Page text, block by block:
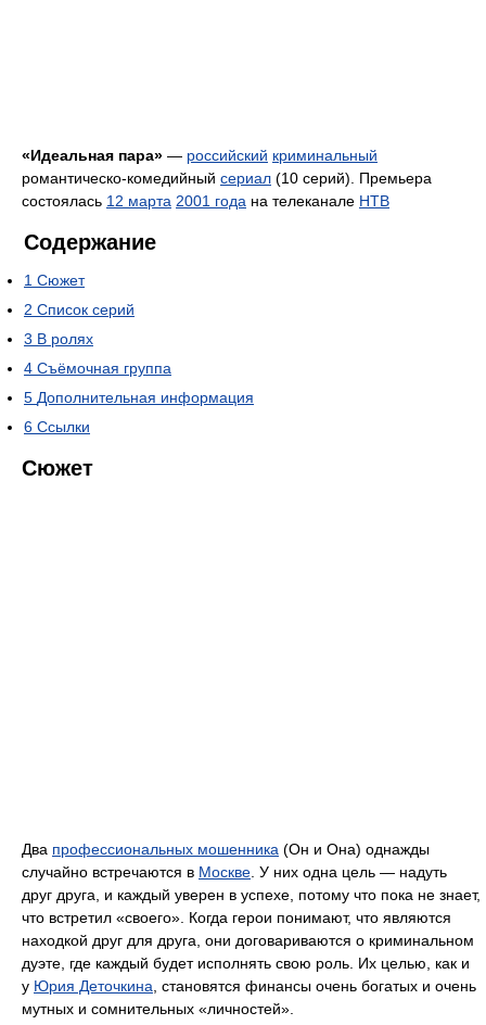
«Идеальная пара» — российский криминальный
романтическо-комедийный сериал (10 серий). Премьера
состоялась 12 марта 2001 года на телеканале НТВ
Содержание
1 Сюжет
2 Список серий
3 В ролях
4 Съёмочная группа
5 Дополнительная информация
6 Ссылки
Сюжет
Два профессиональных мошенника (Он и Она) однажды
случайно встречаются в Москве . У них одна цель — надуть
друг друга, и каждый уверен в успехе, потому что пока не знает,
что встретил «своего». Когда герои понимают, что являются
находкой друг для друга, они договариваются о криминальном
дуэте, где каждый будет исполнять свою роль. Их целью, как и
у Юрия Деточкина , становятся финансы очень богатых и очень
мутных и сомнительных «личностей».